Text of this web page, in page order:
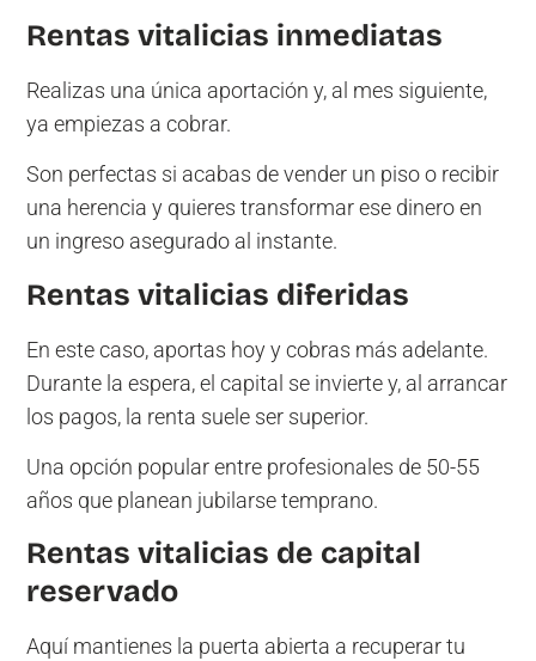
Rentas vitalicias inmediatas
Realizas una única aportación y, al mes siguiente,
ya empiezas a cobrar.
Son perfectas si acabas de vender un piso o recibir
una herencia y quieres transformar ese dinero en
un ingreso asegurado al instante.
Rentas vitalicias diferidas
En este caso, aportas hoy y cobras más adelante.
Durante la espera, el capital se invierte y, al arrancar
los pagos, la renta suele ser superior.
Una opción popular entre profesionales de 50-55
años que planean jubilarse temprano.
Rentas vitalicias de capital
reservado
Aquí mantienes la puerta abierta a recuperar tu